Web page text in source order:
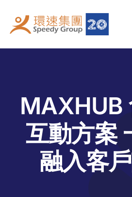
content
MAXHUB
互動方案
融入客